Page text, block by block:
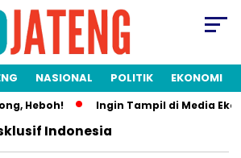
NASIONAL POLITIK EKONOMI
Heboh! Ingin Tampil di Media
Indonesia